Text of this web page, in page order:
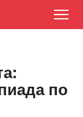
по